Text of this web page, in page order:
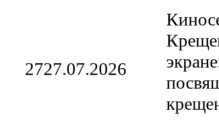
2727.07.2026